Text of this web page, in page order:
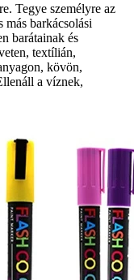
Tegye személyre az
más barkácsolási
barátainak és
textílián,
kövön,
a víznek,